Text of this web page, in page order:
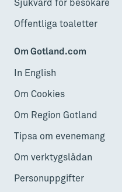
Sjukvård för besökare
Offentliga toaletter
Om Gotland.com
In English
Om Cookies
Om Region Gotland
Tipsa om evenemang
Om verktygslådan
Personuppgifter